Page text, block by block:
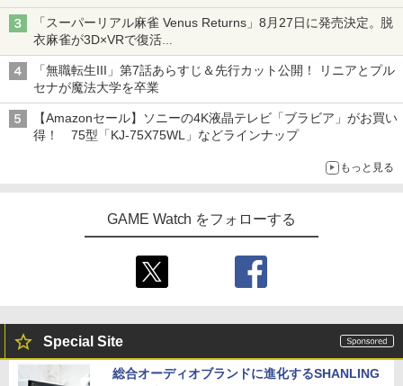
「特製ガーリックマヨソース」を使用した超大型チーズバーガー
「スーパーリアル麻雀 Venus Returns」8月27日に発売決定。脱
衣麻雀が3D×VRで復活
発売から2週間は20%オフになるセールが実施
「無職転生III」第7話あらすじ＆先行カット公開！ リニアとプル
セナが魔法大学を卒業
【Amazonセール】ソニーの4K液晶テレビ「ブラビア」がお買い
得！ 75型「KJ-75X75WL」などラインナップ
もっと見る
GAME Watch をフォローする
Special Site
総合オーディオブランドに進化するSHANLING